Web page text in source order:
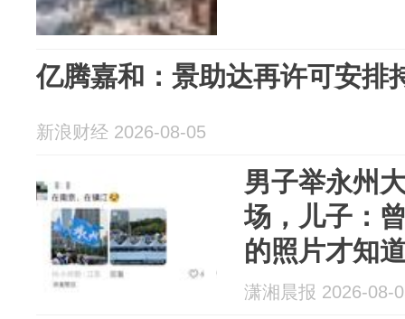
亿腾嘉和：景助达再许可安排
新浪财经 2026-08-05
男子举永州
场，儿子：
的照片才知
潇湘晨报 2026-08-